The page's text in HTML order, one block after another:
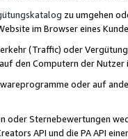
zu umgehen
im Browser eines
(Traffic) oder
den Computern der
oder auf
oder Sternebewertungen
API und die PA API